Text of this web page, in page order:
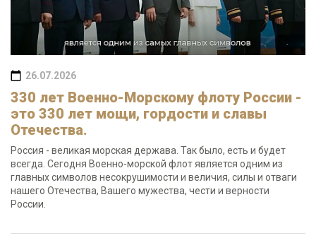
26.07.2026
330 лет Военно-Морскому флоту России -
это 330 лет мощи, гордости и славы
Отечества.
Россия - великая морская держава. Так было, есть и будет
всегда. Сегодня Военно-морской флот является одним из
главных символов несокрушимости и величия, силы и отваги
нашего Отечества, Вашего мужества, чести и верности
России.